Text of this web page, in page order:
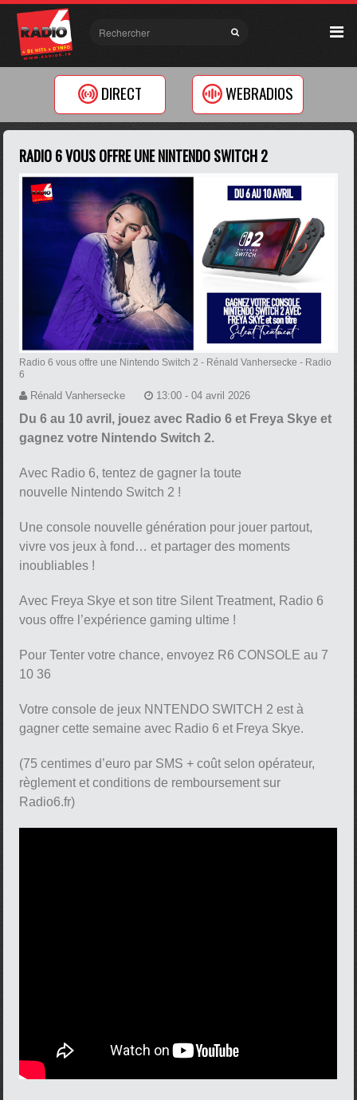
DIRECT WEBRADIOS
RADIO 6 VOUS OFFRE UNE NINTENDO SWITCH 2
Radio 6 vous offre une Nintendo Switch 2 - Rénald Vanhersecke - Radio
6
Rénald Vanhersecke 13:00 - 04 avril 2026
Du 6 au 10 avril, jouez avec Radio 6 et Freya Skye et
gagnez votre Nintendo Switch 2.
Avec Radio 6, tentez de gagner la toute
nouvelle Nintendo Switch 2 !
Une console nouvelle génération pour jouer partout,
vivre vos jeux à fond… et partager des moments
inoubliables !
Avec Freya Skye et son titre Silent Treatment, Radio 6
vous offre l’expérience gaming ultime !
Pour Tenter votre chance, envoyez R6 CONSOLE au 7
10 36
Votre console de jeux NNTENDO SWITCH 2 est à
gagner cette semaine avec Radio 6 et Freya Skye.
(75 centimes d’euro par SMS + coût selon opérateur,
règlement et conditions de remboursement sur
Radio6.fr)